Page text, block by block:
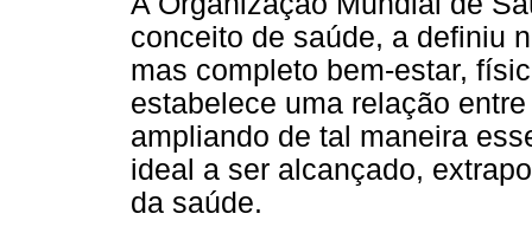
conceito de saúde, a definiu
mas completo bem-estar,
estabelece uma relação
ampliando de tal maneira
ideal a ser alcançado,
da saúde.